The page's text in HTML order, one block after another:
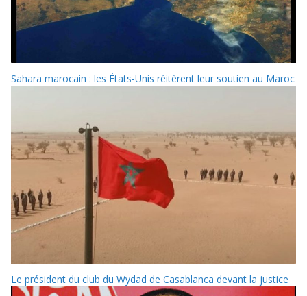
Sahara marocain : les États-Unis réitèrent leur soutien au Maroc
Le président du club du Wydad de Casablanca devant la justice